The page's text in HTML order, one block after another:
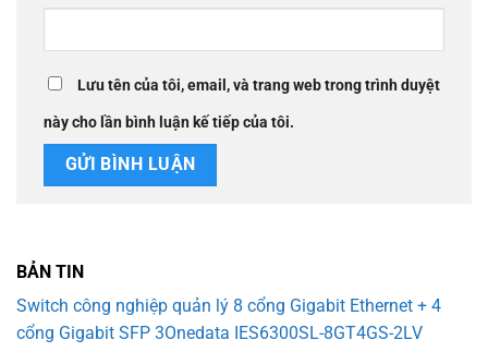
Lưu tên của tôi, email, và trang web trong trình duyệt
này cho lần bình luận kế tiếp của tôi.
BẢN TIN
Switch công nghiệp quản lý 8 cổng Gigabit Ethernet + 4
cổng Gigabit SFP 3Onedata IES6300SL-8GT4GS-2LV